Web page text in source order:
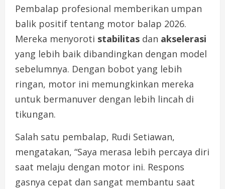
Pembalap profesional memberikan umpan
balik positif tentang motor balap 2026.
Mereka menyoroti stabilitas dan akselerasi
yang lebih baik dibandingkan dengan model
sebelumnya. Dengan bobot yang lebih
ringan, motor ini memungkinkan mereka
untuk bermanuver dengan lebih lincah di
tikungan.
Salah satu pembalap, Rudi Setiawan,
mengatakan, “Saya merasa lebih percaya diri
saat melaju dengan motor ini. Respons
gasnya cepat dan sangat membantu saat